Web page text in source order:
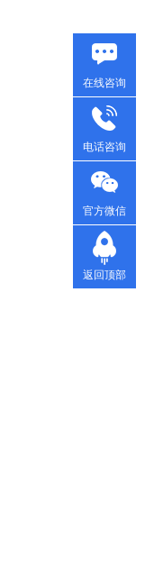
在线咨询
电话咨询
官方微信
返回顶部